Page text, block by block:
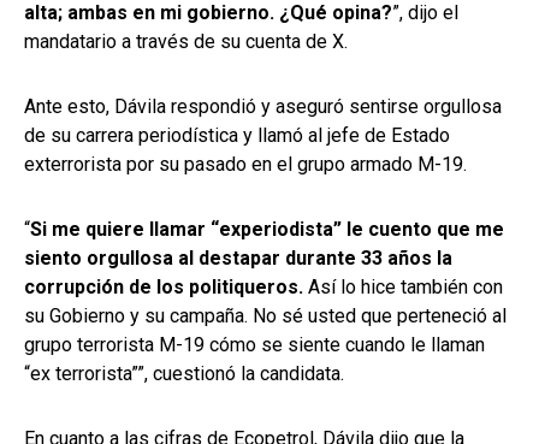
alta; ambas en mi gobierno. ¿Qué opina?”, dijo el
mandatario a través de su cuenta de X.
Ante esto, Dávila respondió y aseguró sentirse orgullosa
de su carrera periodística y llamó al jefe de Estado
exterrorista por su pasado en el grupo armado M-19.
“Si me quiere llamar “experiodista” le cuento que me
siento orgullosa al destapar durante 33 años la
corrupción de los politiqueros. Así lo hice también con
su Gobierno y su campaña. No sé usted que perteneció al
grupo terrorista M-19 cómo se siente cuando le llaman
“ex terrorista””, cuestionó la candidata.
En cuanto a las cifras de Ecopetrol, Dávila dijo que la